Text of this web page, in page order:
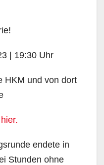
| 19:30 Uhr
HKM und von dort
endete in
Stunden ohne